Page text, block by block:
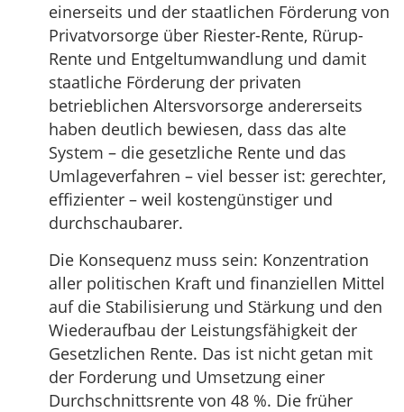
einerseits und der staatlichen Förderung von
Privatvorsorge über Riester-Rente, Rürup-
Rente und Entgeltumwandlung und damit
staatliche Förderung der privaten
betrieblichen Altersvorsorge andererseits
haben deutlich bewiesen, dass das alte
System – die gesetzliche Rente und das
Umlageverfahren – viel besser ist: gerechter,
effizienter – weil kostengünstiger und
durchschaubarer.
Die Konsequenz muss sein: Konzentration
aller politischen Kraft und finanziellen Mittel
auf die Stabilisierung und Stärkung und den
Wiederaufbau der Leistungsfähigkeit der
Gesetzlichen Rente. Das ist nicht getan mit
der Forderung und Umsetzung einer
Durchschnittsrente von 48 %. Die früher